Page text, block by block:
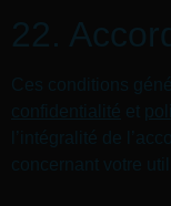
22.
Ces conditions
confidentialité et
l’intégralité de
concernant votre